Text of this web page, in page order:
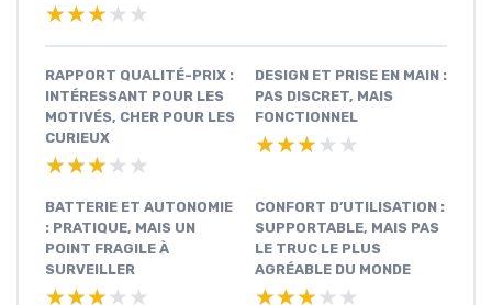
★★★★★
★★★★★
RAPPORT QUALITÉ-PRIX :
INTÉRESSANT POUR LES
MOTIVÉS, CHER POUR LES
CURIEUX
★★★★★
★★★★★
DESIGN ET PRISE EN MAIN :
PAS DISCRET, MAIS
FONCTIONNEL
★★★★★
★★★★★
BATTERIE ET AUTONOMIE
: PRATIQUE, MAIS UN
POINT FRAGILE À
SURVEILLER
★★★★★
★★★★★
CONFORT D’UTILISATION :
SUPPORTABLE, MAIS PAS
LE TRUC LE PLUS
AGRÉABLE DU MONDE
★★★★★
★★★★★